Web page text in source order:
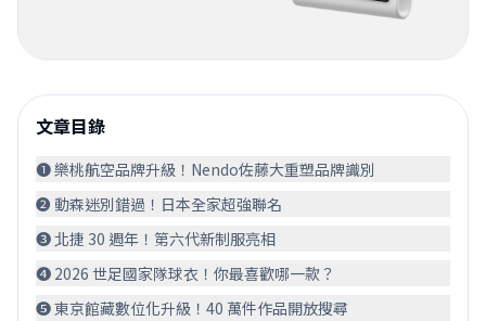
文章目錄
❶ 樂桃航空品牌升級！Nendo佐藤大重塑品牌識別
❷ 動森迷別錯過！日本全家超強聯名
❸ 北捷 30 週年！第六代新制服亮相
❹ 2026 世足國家隊球衣！你最喜歡哪一款？
❺ 東京館藏數位化升級！40 萬件作品開放搜尋